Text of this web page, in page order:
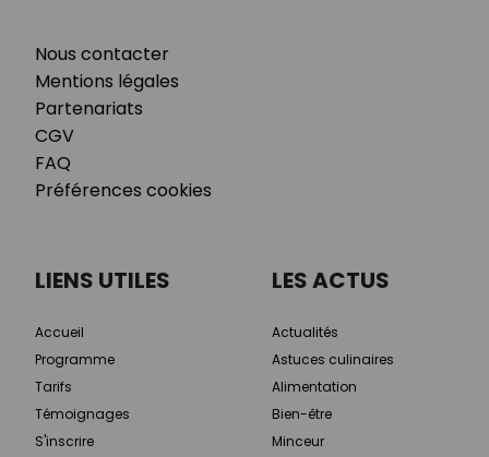
Nous contacter
Mentions légales
Partenariats
CGV
FAQ
Préférences cookies
LIENS UTILES
Accueil
Programme
Tarifs
Témoignages
S'inscrire
LES ACTUS
Actualités
Astuces culinaires
Alimentation
Bien-être
Minceur